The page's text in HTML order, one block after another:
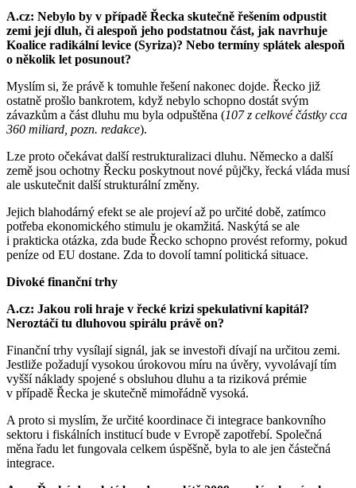
A.cz: Nebylo by v případě Řecka skutečně řešením odpustit
zemi její dluh, či alespoň jeho podstatnou část, jak navrhuje
Koalice radikální levice (Syriza)? Nebo termíny splátek alespoň
o několik let posunout?
Myslím si, že právě k tomuhle řešení nakonec dojde. Řecko již
ostatně prošlo bankrotem, když nebylo schopno dostát svým
závazkům a část dluhu mu byla odpuštěna (107 z celkové částky cca
360 miliard, pozn. redakce).
Lze proto očekávat další restrukturalizaci dluhu. Německo a další
země jsou ochotny Řecku poskytnout nové půjčky, řecká vláda musí
ale uskutečnit další strukturální změny.
Jejich blahodárný efekt se ale projeví až po určité době, zatímco
potřeba ekonomického stimulu je okamžitá. Naskýtá se ale
i prakticka otázka, zda bude Řecko schopno provést reformy, pokud
peníze od EU dostane. Zda to dovolí tamní politická situace.
Divoké finanční trhy
A.cz: Jakou roli hraje v řecké krizi spekulativní kapitál?
Neroztáčí tu dluhovou spirálu právě on?
Finanční trhy vysílají signál, jak se investoři dívají na určitou zemi.
Jestliže požadují vysokou úrokovou míru na úvěry, vyvolávají tím
vyšší náklady spojené s obsluhou dluhu a ta riziková prémie
v případě Řecka je skutečně mimořádně vysoká.
A proto si myslím, že určité koordinace či integrace bankovního
sektoru i fiskálních institucí bude v Evropě zapotřebí. Společná
měna řadu let fungovala celkem úspěšně, byla to ale jen částečná
integrace.